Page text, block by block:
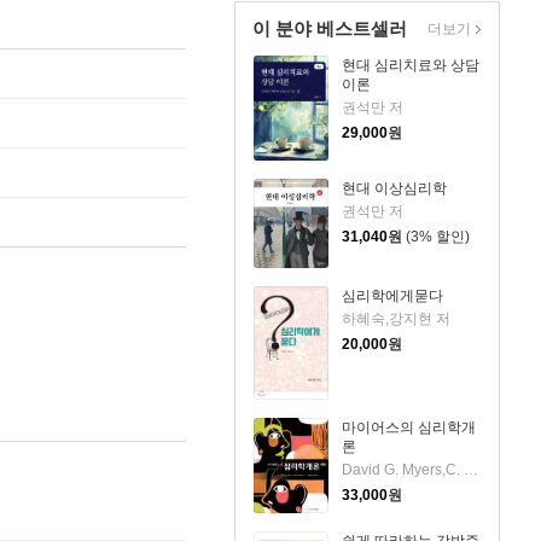
이 분야 베스트셀러
현대 심리치료와 상담
이론
권석만 저
29,000원
현대 이상심리학
권석만 저
31,040원 (3% 할인)
심리학에게묻다
하혜숙,강지현 저
20,000원
마이어스의 심리학개
론
David G. Myers,C. Nathan DeWall 공저/신현정,김비아 공역
33,000원
더보기